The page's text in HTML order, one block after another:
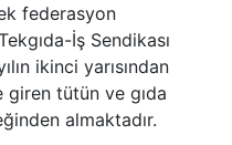
federasyon
İş Sendikası
ikinci yarısından
tütün ve gıda
almaktadır.